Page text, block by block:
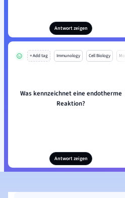
Antwort zeigen
+ Add tag Immunology Cell Biology Mo
Was kennzeichnet eine endotherme
Reaktion?
Antwort zeigen